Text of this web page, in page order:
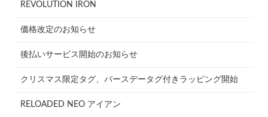
REVOLUTION IRON
価格改定のお知らせ
後払いサービス開始のお知らせ
クリスマス限定タグ、バースデータグ付きラッピング開始
RELOADED NEO アイアン